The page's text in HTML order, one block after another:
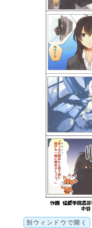
別ウィンドウで開く